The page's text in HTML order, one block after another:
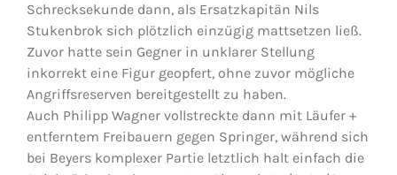
Schrecksekunde dann, als Ersatzkapitän Nils
Stukenbrok sich plötzlich einzügig mattsetzen ließ.
Zuvor hatte sein Gegner in unklarer Stellung
inkorrekt eine Figur geopfert, ohne zuvor mögliche
Angriffsreserven bereitgestellt zu haben.
Auch Philipp Wagner vollstreckte dann mit Läufer +
entferntem Freibauern gegen Springer, während sich
bei Beyers komplexer Partie letztlich halt einfach die